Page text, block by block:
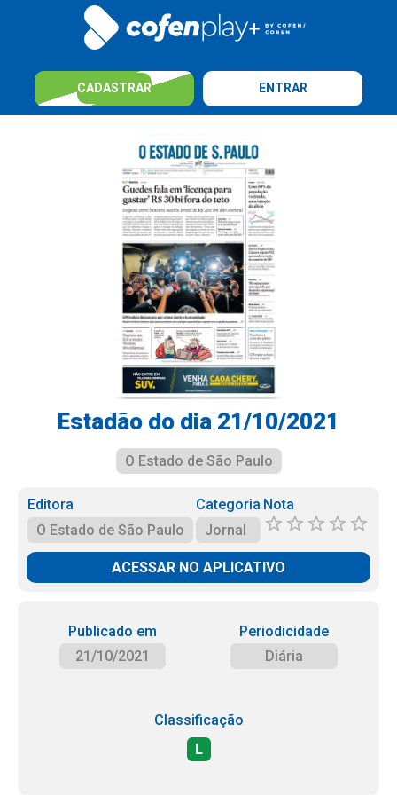
CADASTRAR ENTRAR
Estadão do dia 21/10/2021
O Estado de São Paulo
Editora
O Estado de São Paulo
Categoria
Jornal
Nota
ACESSAR NO APLICATIVO
Publicado em
21/10/2021
Periodicidade
Diária
Classificação
L